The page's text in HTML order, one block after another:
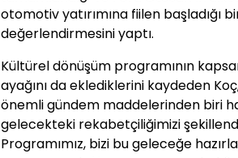
otomotiv yatırımına fiilen başladığı
değerlendirmesini yaptı.
Kültürel dönüşüm programının
ayağını da eklediklerini kaydeden
önemli gündem maddelerinden biri
gelecekteki rekabetçiliğimizi
Programımız, bizi bu geleceğe